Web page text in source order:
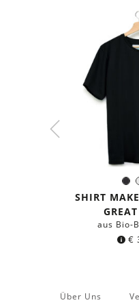
SHIRT
aus Bio-
€
Über Uns